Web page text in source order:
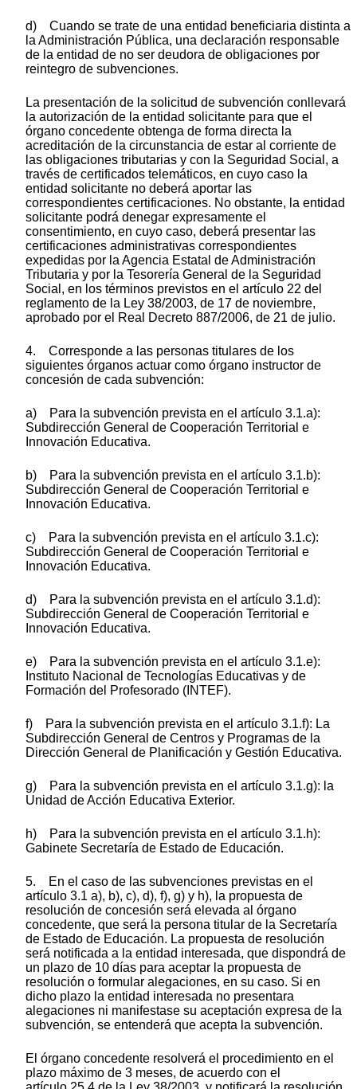
d) Cuando se trate de una entidad beneficiaria distinta a
la Administración Pública, una declaración responsable
de la entidad de no ser deudora de obligaciones por
reintegro de subvenciones.
La presentación de la solicitud de subvención conllevará
la autorización de la entidad solicitante para que el
órgano concedente obtenga de forma directa la
acreditación de la circunstancia de estar al corriente de
las obligaciones tributarias y con la Seguridad Social, a
través de certificados telemáticos, en cuyo caso la
entidad solicitante no deberá aportar las
correspondientes certificaciones. No obstante, la entidad
solicitante podrá denegar expresamente el
consentimiento, en cuyo caso, deberá presentar las
certificaciones administrativas correspondientes
expedidas por la Agencia Estatal de Administración
Tributaria y por la Tesorería General de la Seguridad
Social, en los términos previstos en el artículo 22 del
reglamento de la Ley 38/2003, de 17 de noviembre,
aprobado por el Real Decreto 887/2006, de 21 de julio.
4. Corresponde a las personas titulares de los
siguientes órganos actuar como órgano instructor de
concesión de cada subvención:
a) Para la subvención prevista en el artículo 3.1.a):
Subdirección General de Cooperación Territorial e
Innovación Educativa.
b) Para la subvención prevista en el artículo 3.1.b):
Subdirección General de Cooperación Territorial e
Innovación Educativa.
c) Para la subvención prevista en el artículo 3.1.c):
Subdirección General de Cooperación Territorial e
Innovación Educativa.
d) Para la subvención prevista en el artículo 3.1.d):
Subdirección General de Cooperación Territorial e
Innovación Educativa.
e) Para la subvención prevista en el artículo 3.1.e):
Instituto Nacional de Tecnologías Educativas y de
Formación del Profesorado (INTEF).
f) Para la subvención prevista en el artículo 3.1.f): La
Subdirección General de Centros y Programas de la
Dirección General de Planificación y Gestión Educativa.
g) Para la subvención prevista en el artículo 3.1.g): la
Unidad de Acción Educativa Exterior.
h) Para la subvención prevista en el artículo 3.1.h):
Gabinete Secretaría de Estado de Educación.
5. En el caso de las subvenciones previstas en el
artículo 3.1 a), b), c), d), f), g) y h), la propuesta de
resolución de concesión será elevada al órgano
concedente, que será la persona titular de la Secretaría
de Estado de Educación. La propuesta de resolución
será notificada a la entidad interesada, que dispondrá de
un plazo de 10 días para aceptar la propuesta de
resolución o formular alegaciones, en su caso. Si en
dicho plazo la entidad interesada no presentara
alegaciones ni manifestase su aceptación expresa de la
subvención, se entenderá que acepta la subvención.
El órgano concedente resolverá el procedimiento en el
plazo máximo de 3 meses, de acuerdo con el